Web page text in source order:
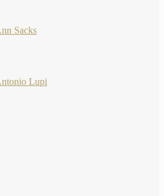
Sacks
Lupi